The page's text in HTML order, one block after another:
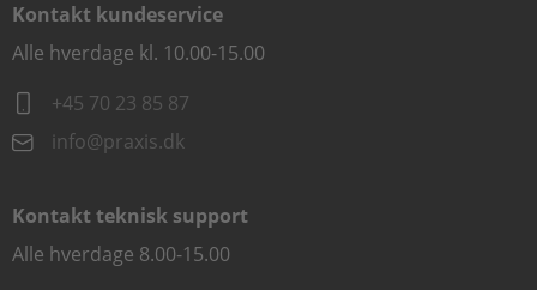
Kontakt kundeservice
Alle hverdage kl. 10.00-15.00
+45 70 23 85 87
info@praxis.dk
Kontakt teknisk support
Alle hverdage 8.00-15.00